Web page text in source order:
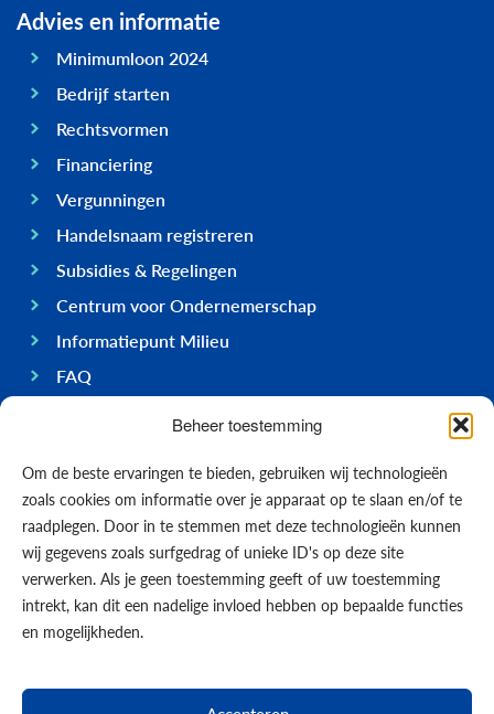
Beheer toestemming
Om de beste ervaringen te bieden, gebruiken wij technologieën
zoals cookies om informatie over je apparaat op te slaan en/of te
raadplegen. Door in te stemmen met deze technologieën kunnen
wij gegevens zoals surfgedrag of unieke ID's op deze site
verwerken. Als je geen toestemming geeft of uw toestemming
intrekt, kan dit een nadelige invloed hebben op bepaalde functies
en mogelijkheden.
Advies en informatie
Minimumloon 2024
Bedrijf starten
Rechtsvormen
Financiering
Vergunningen
Handelsnaam registreren
Subsidies & Regelingen
Centrum voor Ondernemerschap
Informatiepunt Milieu
FAQ
Ondernemen op Bonaire
Economie
Regering
Infrastructuur
Algemeen
Contact opnemen